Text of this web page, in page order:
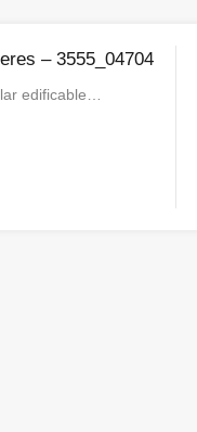
– 3555_04704
edificable…